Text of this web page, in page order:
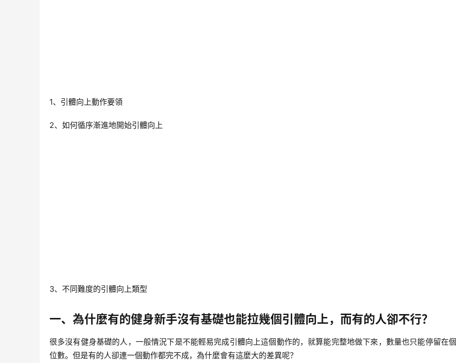
1、引體向上動作要領
2、如何循序漸進地開始引體向上
3、不同難度的引體向上類型
一、為什麼有的健身新手沒有基礎也能拉幾個引體向上，而有的人卻不行？
很多沒有健身基礎的人，一般情況下是不能輕易完成引體向上這個動作的，就算能完整地做下來，數量也只能停留在個
位數。但是有的人卻連一個動作都完不成，為什麼會有這麼大的差異呢？